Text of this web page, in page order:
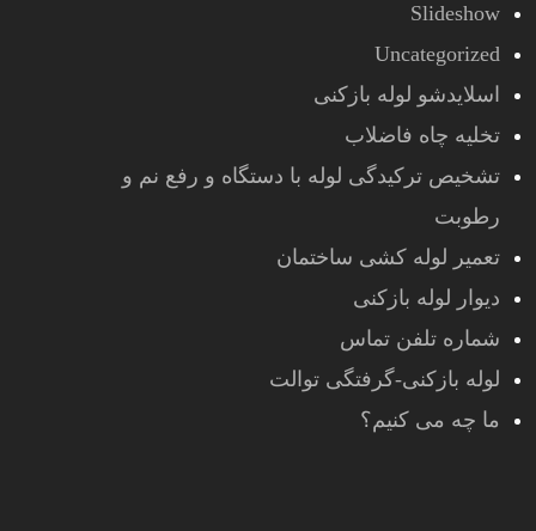
Slideshow
Uncategorized
اسلایدشو لوله بازکنی
تخلیه چاه فاضلاب
تشخیص ترکیدگی لوله با دستگاه و رفع نم و
رطوبت
تعمیر لوله کشی ساختمان
دیوار لوله بازکنی
شماره تلفن تماس
لوله بازکنی-گرفتگی توالت
ما چه می کنیم؟